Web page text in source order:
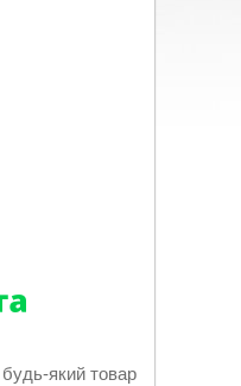
будь-який товар